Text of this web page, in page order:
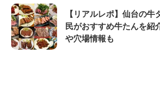
【リアルレポ】仙台の牛
民がおすすめ牛たんを紹
や穴場情報も